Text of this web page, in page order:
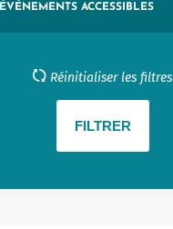
ÉVÉNEMENTS ACCESSIBLES
Réinitialiser les filtres